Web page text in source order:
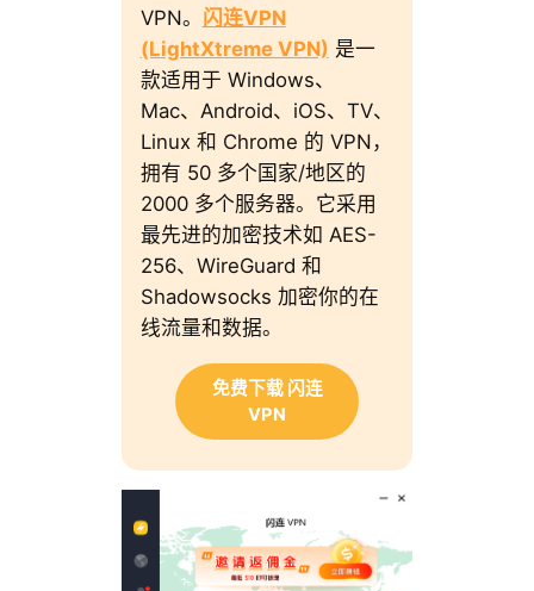
VPN。 闪连VPN
(LightXtreme VPN) 是一
款适用于 Windows、
Mac、Android、iOS、TV、
Linux 和 Chrome 的 VPN，
拥有 50 多个国家/地区的
2000 多个服务器。它采用
最先进的加密技术如 AES-
256、WireGuard 和
Shadowsocks 加密你的在
线流量和数据。
免费下载 闪连
VPN